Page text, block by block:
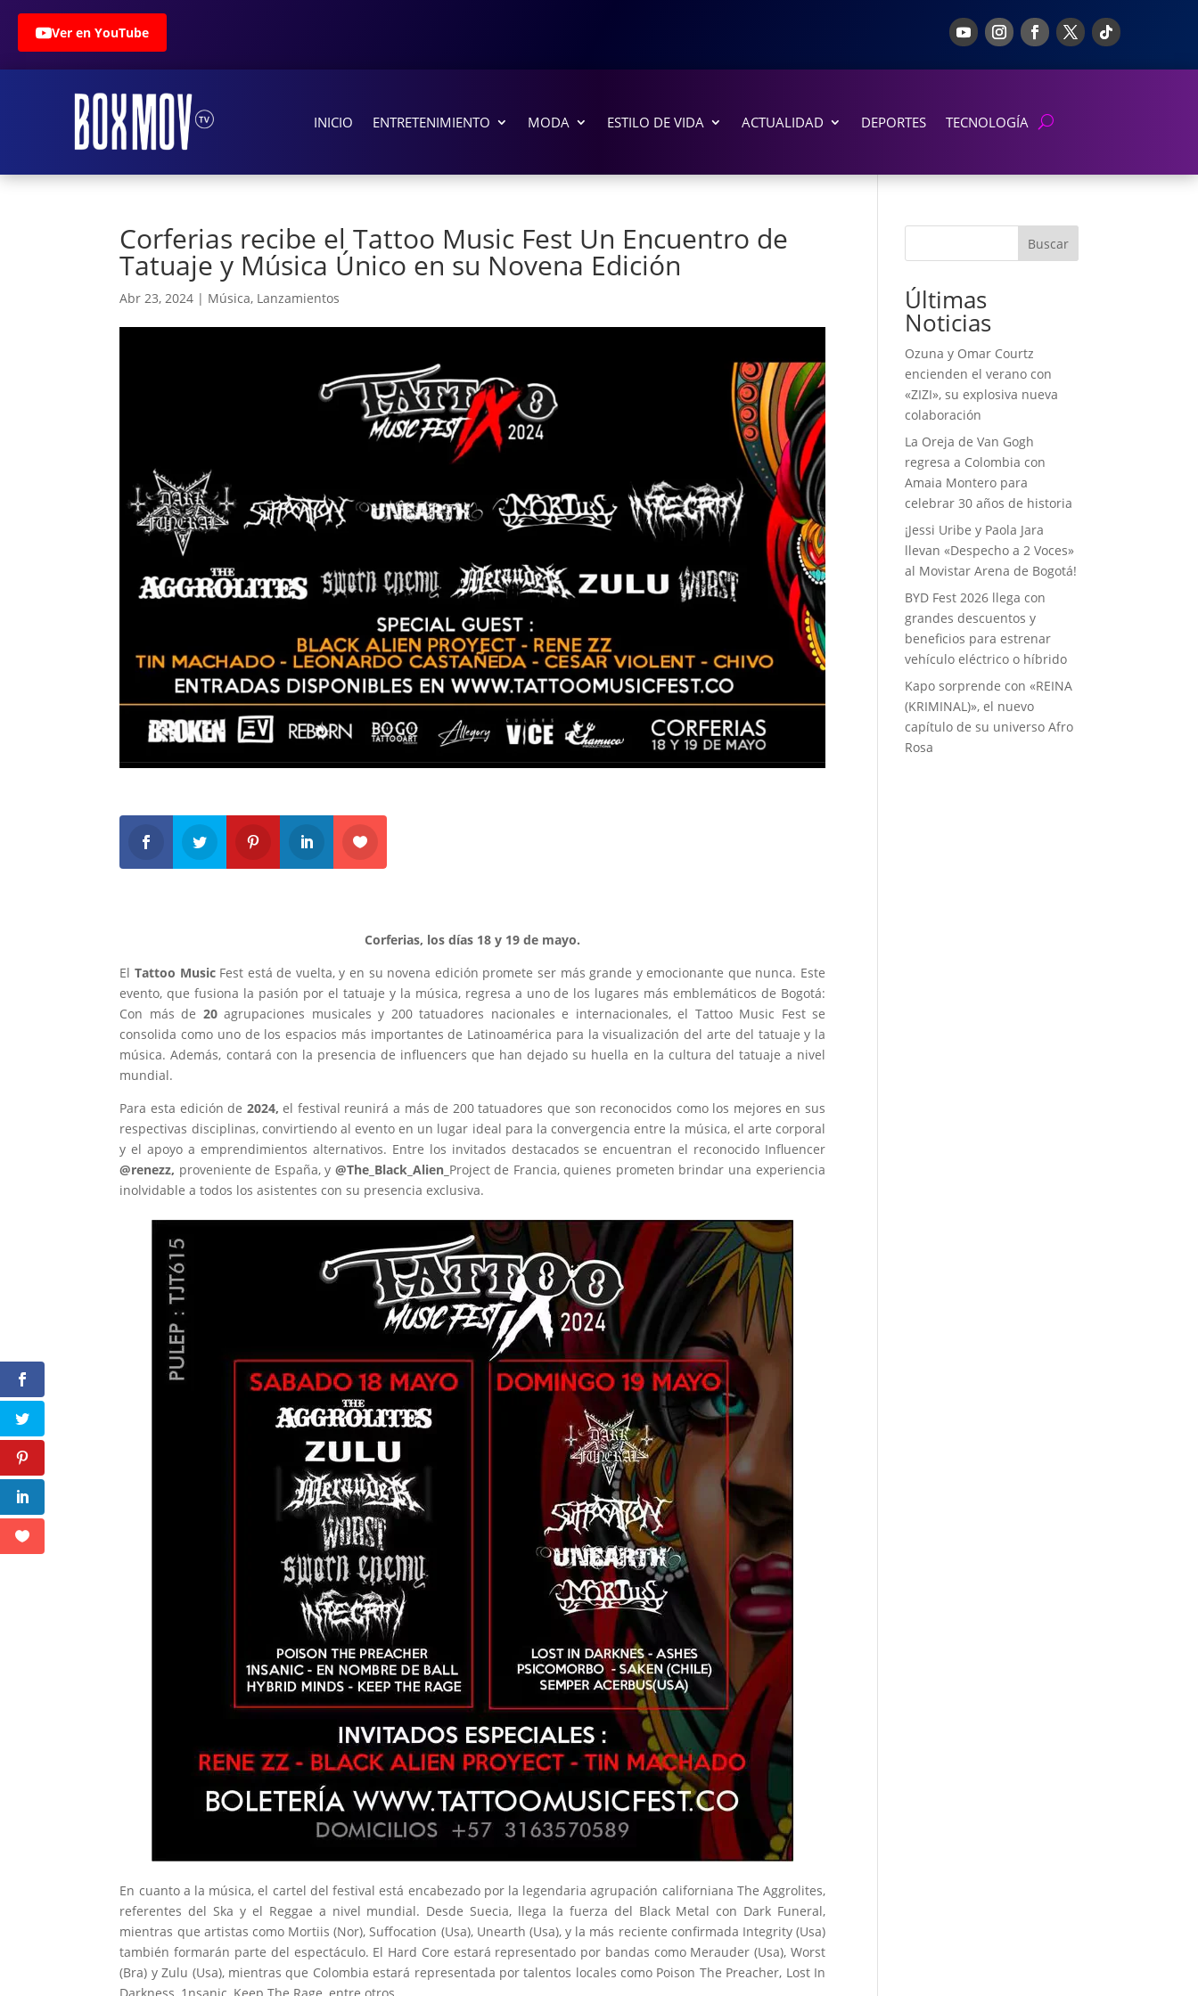
Ver en YouTube
INICIO ENTRETENIMIENTO MODA ESTILO DE VIDA ACTUALIDAD DEPORTES TECNOLOGÍA
Corferias recibe el Tattoo Music Fest Un Encuentro de
Tatuaje y Música Único en su Novena Edición
Abr 23, 2024 | Música, Lanzamientos
Corferias, los días 18 y 19 de mayo.
El Tattoo MusicFest está de vuelta, y en su novena edición promete ser más grande y emocionante que nunca. Este
evento, que fusiona la pasión por el tatuaje y la música, regresa a uno de los lugares más emblemáticos de Bogotá:
Con más de 20agrupaciones musicales y 200 tatuadores nacionales e internacionales, el Tattoo Music Fest se
consolida como uno de los espacios más importantes de Latinoamérica para la visualización del arte del tatuaje y la
música. Además, contará con la presencia de influencers que han dejado su huella en la cultura del tatuaje a nivel
mundial.
Para esta edición de 2024, el festival reunirá a más de 200 tatuadores que son reconocidos como los mejores en sus
respectivas disciplinas, convirtiendo al evento en un lugar ideal para la convergencia entre la música, el arte corporal
y el apoyo a emprendimientos alternativos. Entre los invitados destacados se encuentran el reconocido Influencer
@renezz, proveniente de España, y @The_Black_Alien_ Project de Francia, quienes prometen brindar una experiencia
inolvidable a todos los asistentes con su presencia exclusiva.
En cuanto a la música, el cartel del festival está encabezado por la legendaria agrupación californiana The Aggrolites,
referentes del Ska y el Reggae a nivel mundial. Desde Suecia, llega la fuerza del Black Metal con Dark Funeral,
mientras que artistas como Mortiis (Nor), Suffocation (Usa), Unearth (Usa), y la más reciente confirmada Integrity (Usa)
también formarán parte del espectáculo. El Hard Core estará representado por bandas como Merauder (Usa), Worst
(Bra) y Zulu (Usa), mientras que Colombia estará representada por talentos locales como Poison The Preacher, Lost In
Buscar
Últimas
Noticias
Ozuna y Omar Courtz
encienden el verano con
«ZIZI», su explosiva nueva
colaboración
La Oreja de Van Gogh
regresa a Colombia con
Amaia Montero para
celebrar 30 años de historia
¡Jessi Uribe y Paola Jara
llevan «Despecho a 2 Voces»
al Movistar Arena de Bogotá!
BYD Fest 2026 llega con
grandes descuentos y
beneficios para estrenar
vehículo eléctrico o híbrido
Kapo sorprende con «REINA
(KRIMINAL)», el nuevo
capítulo de su universo Afro
Rosa